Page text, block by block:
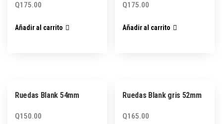
Q175.00
Añadir al carrito
Q175.00
Añadir al carrito
Ruedas Blank 54mm
Q150.00
Ruedas Blank gris 52mm
Q165.00